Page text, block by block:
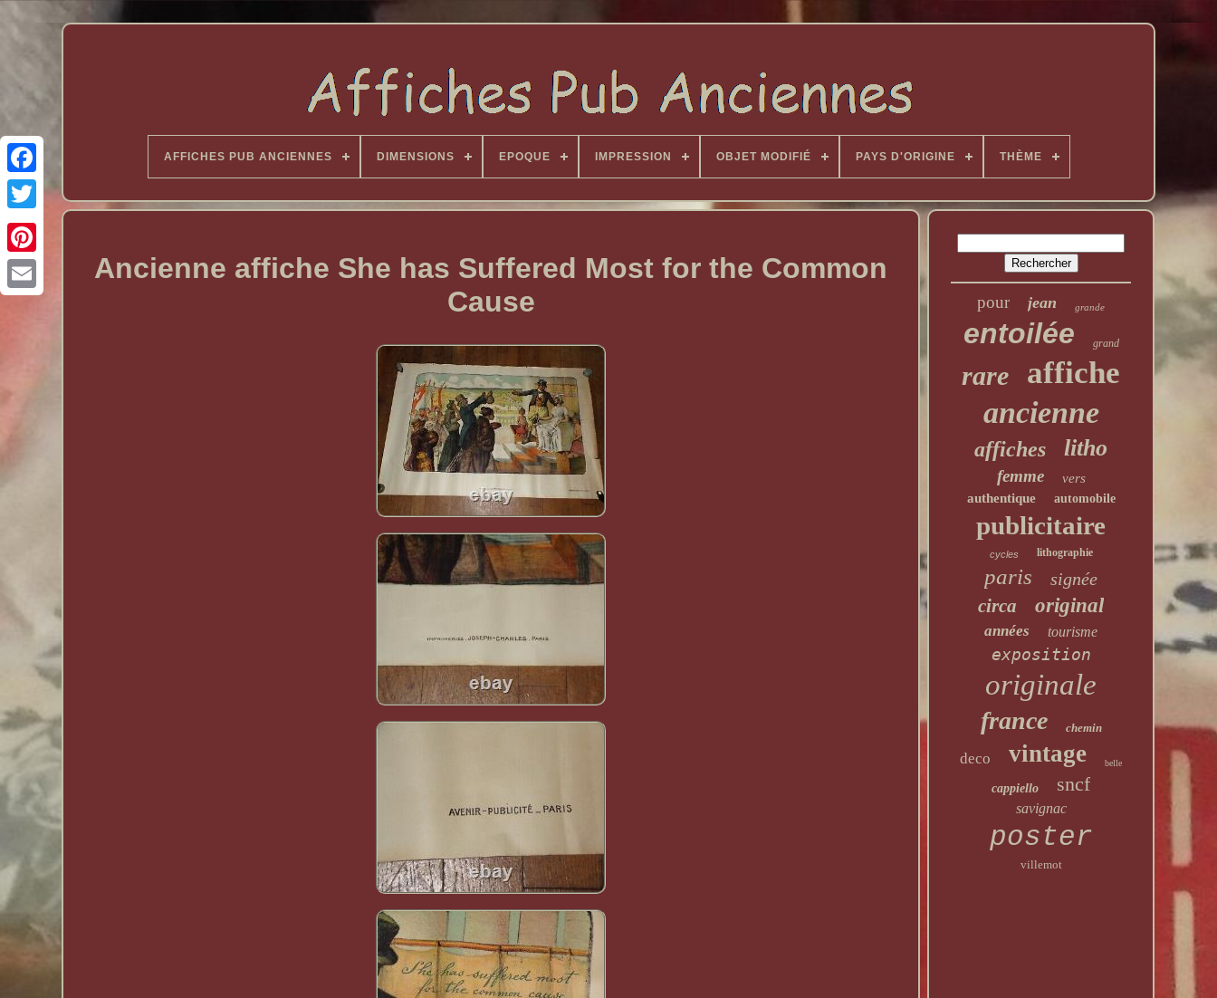
AFFICHES PUB ANCIENNES DIMENSIONS EPOQUE IMPRESSION OBJET MODIFIÉ PAYS D'ORIGINE THÈME
Ancienne affiche She has Suffered Most for the Common
Cause
pour jean grande
entoilée grand
rare affiche
ancienne
affiches litho
femme
vers
authentique
automobile
publicitaire
cycles lithographie
paris signée
circa original
années tourisme
exposition
originale
france chemin
deco vintage belle
cappiello sncf
savignac
poster
villemot